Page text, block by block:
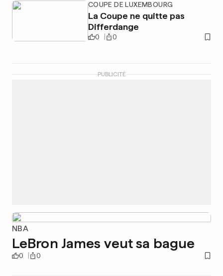
COUPE DE LUXEMBOURG
La Coupe ne quitte pas
Differdange
0 0
PUBLICITÉ
NBA
LeBron James veut sa bague
0 0